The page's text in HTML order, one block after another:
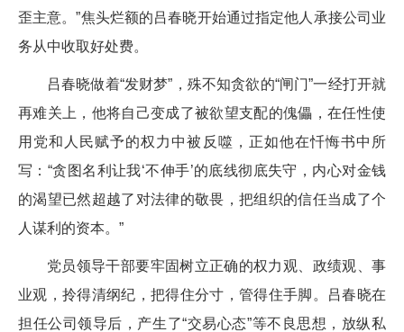
歪主意。”焦头烂额的吕春晓开始通过指定他人承接公司业
务从中收取好处费。
吕春晓做着“发财梦”，殊不知贪欲的“闸门”一经打开就
再难关上，他将自己变成了被欲望支配的傀儡，在任性使
用党和人民赋予的权力中被反噬，正如他在忏悔书中所
写：“贪图名利让我‘不伸手’的底线彻底失守，内心对金钱
的渴望已然超越了对法律的敬畏，把组织的信任当成了个
人谋利的资本。”
党员领导干部要牢固树立正确的权力观、政绩观、事
业观，拎得清纲纪，把得住分寸，管得住手脚。吕春晓在
担任公司领导后，产生了“交易心态”等不良思想，放纵私